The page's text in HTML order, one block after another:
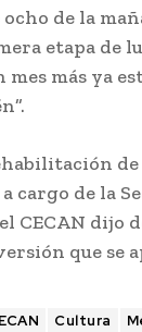
de la
etapa de
mes más ya
cargo de la
CECAN dijo
que se
Cultura